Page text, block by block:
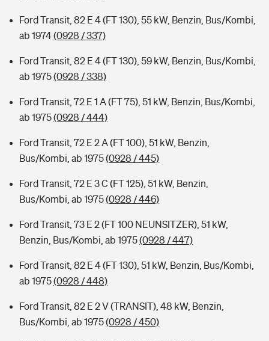
Ford Transit, 82 E 4 (FT 130), 55 kW, Benzin, Bus/Kombi,
ab 1974(0928 / 337)
Ford Transit, 82 E 4 (FT 130), 59 kW, Benzin, Bus/Kombi,
ab 1975(0928 / 338)
Ford Transit, 72 E 1 A (FT 75), 51 kW, Benzin, Bus/Kombi,
ab 1975(0928 / 444)
Ford Transit, 72 E 2 A (FT 100), 51 kW, Benzin,
Bus/Kombi, ab 1975(0928 / 445)
Ford Transit, 72 E 3 C (FT 125), 51 kW, Benzin,
Bus/Kombi, ab 1975(0928 / 446)
Ford Transit, 73 E 2 (FT 100 NEUNSITZER), 51 kW,
Benzin, Bus/Kombi, ab 1975(0928 / 447)
Ford Transit, 82 E 4 (FT 130), 51 kW, Benzin, Bus/Kombi,
ab 1975(0928 / 448)
Ford Transit, 82 E 2 V (TRANSIT), 48 kW, Benzin,
Bus/Kombi, ab 1975(0928 / 450)